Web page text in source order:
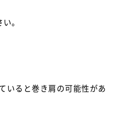
。
いると巻き肩の可能性があ